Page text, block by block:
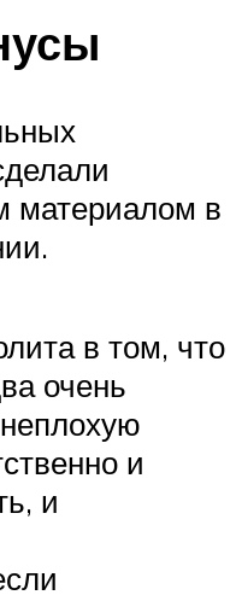
материалом в
в том, что
очень
и
и